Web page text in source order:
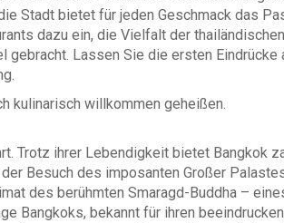
Stadt bietet für jeden Geschmack das
dazu ein, die Vielfalt der
gebracht. Lassen Sie die ersten Eindrücke
kulinarisch willkommen geheißen.
Trotz ihrer Lebendigkeit bietet Bangkok
Besuch des imposanten Großer
des berühmten Smaragd-Buddha –
Bangkoks, bekannt für ihren